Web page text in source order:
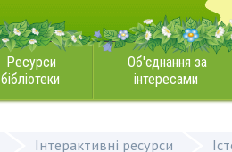
Ресурси
бібліотеки
Об'єднання за
інтересами
Інтерактивні ресурси